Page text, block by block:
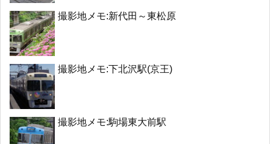
撮影地メモ:新代田～東松原
撮影地メモ:下北沢駅(京王)
撮影地メモ:駒場東大前駅